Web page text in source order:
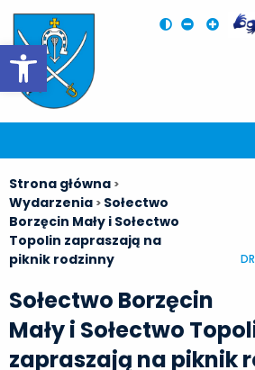
Otwórz pasek narzędzi
Strona główna >
Wydarzenia > Sołectwo
Borzęcin Mały i Sołectwo
Topolin zapraszają na
piknik rodzinny
Sołectwo Borzęcin
Mały i Sołectwo
zapraszają na piknik